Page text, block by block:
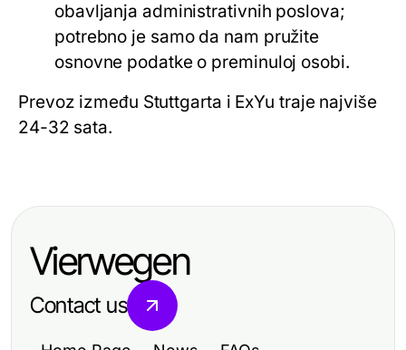
obavljanja administrativnih poslova;
potrebno je samo da nam pružite
osnovne podatke o preminuloj osobi.
Prevoz između Stuttgarta i ExYu traje najviše
24-32 sata.
Vierwegen
Contact us